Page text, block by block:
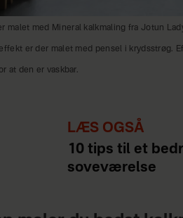
malet med Mineral kalkmaling fra Jotun
er der malet med pensel i krydsstrøg.
at den er vaskbar.
LÆS OGSÅ
10 tips til et
soveværelse